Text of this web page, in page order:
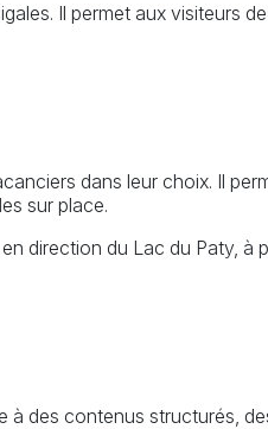
Il permet aux visiteurs
dans leur choix. Il
sur place.
direction du Lac du Paty, à
à des contenus structurés,